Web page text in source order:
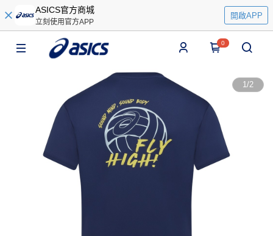
ASICS官方商城
立刻使用官方APP
開啟APP
0
1/2